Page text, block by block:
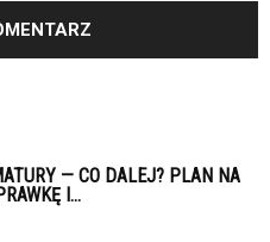
— CO DALEJ? PLAN NA
I...